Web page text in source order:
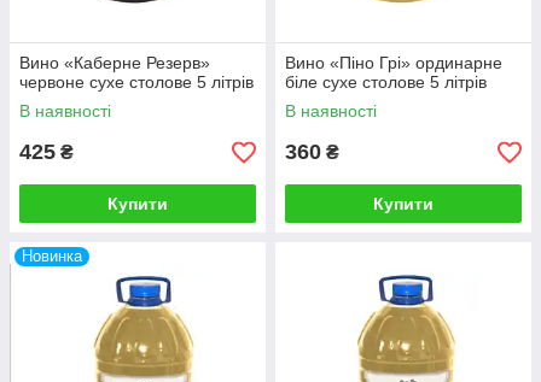
Вино «Каберне Резерв»
червоне сухе столове 5 літрів
В наявності
425 ₴
Купити
Вино «Піно Грі» ординарне
біле сухе столове 5 літрів
В наявності
360 ₴
Купити
Новинка